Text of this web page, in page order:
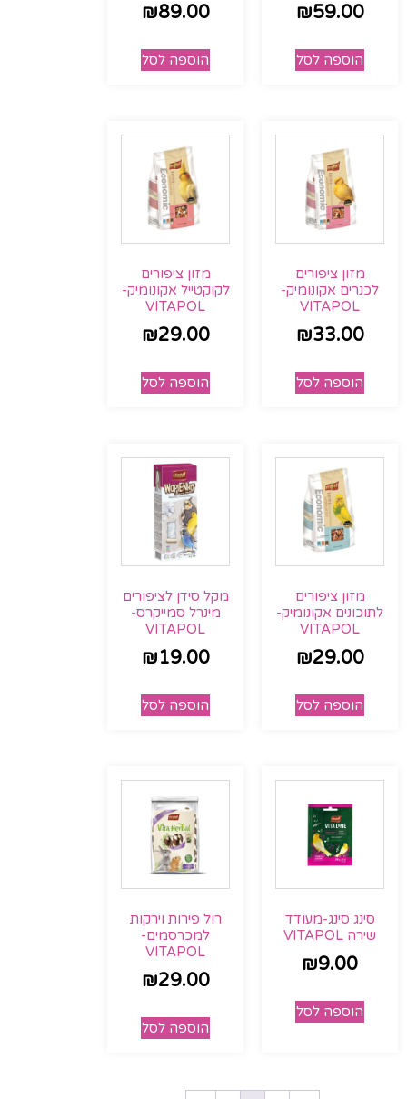
₪59.00
הוספה לסל
₪89.00
הוספה לסל
מזון ציפורים
לכנרים אקונומיק-
VITAPOL
₪33.00
הוספה לסל
מזון ציפורים
לקוקטייל אקונומיק-
VITAPOL
₪29.00
הוספה לסל
מזון ציפורים
לתוכונים אקונומיק-
VITAPOL
₪29.00
הוספה לסל
מקל סידן לציפורים
מינרל סמייקרס-
VITAPOL
₪19.00
הוספה לסל
סינג סינג-מעודד
שירה VITAPOL
₪9.00
הוספה לסל
רול פירות וירקות
למכרסמים-
VITAPOL
₪29.00
הוספה לסל